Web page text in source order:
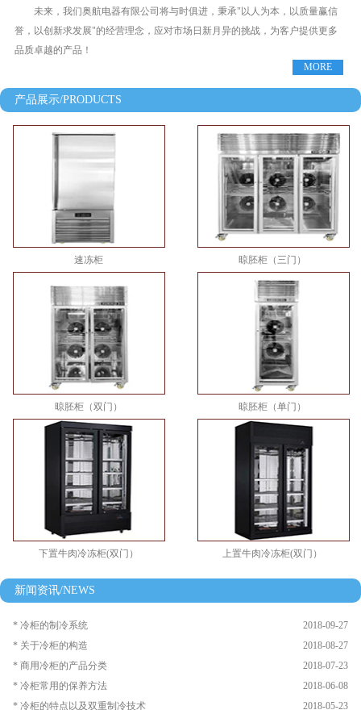
未来，我们奥航电器有限公司将与时俱进，秉承"以人为本，以质量赢信
誉，以创新求发展"的经营理念，应对市场日新月异的挑战，为客户提供更多
品质卓越的产品！
MORE
产品展示/PRODUCTS
速冻柜 晾胚柜（三门）
晾胚柜（双门） 晾胚柜（单门）
下置牛肉冷冻柜(双门） 上置牛肉冷冻柜(双门）
新闻资讯/NEWS
2018-09-27
* 冷柜的制冷系统
2018-08-27
* 关于冷柜的构造
2018-07-23
* 商用冷柜的产品分类
2018-06-08
* 冷柜常用的保养方法
2018-05-23
* 冷柜的特点以及双重制冷技术